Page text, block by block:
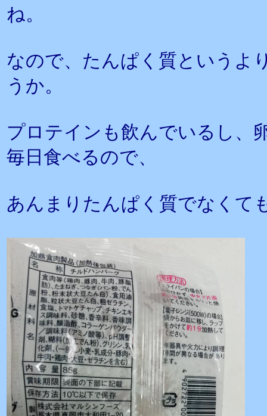
ね。
なので、たんぱく質というよ
うか。
プロテインも飲んでいるし、
毎日食べるので、
あんまりたんぱく質でなくて